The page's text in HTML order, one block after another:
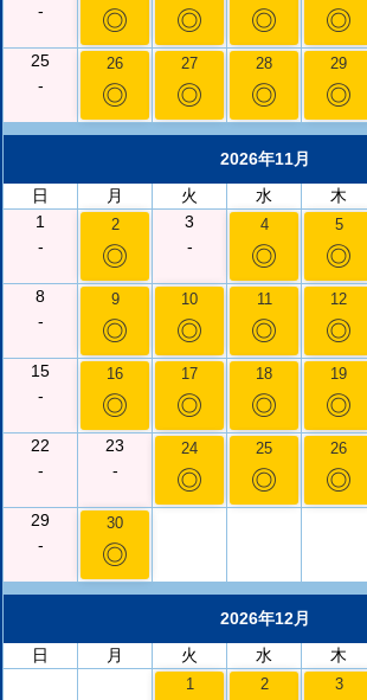
-
◎ ◎ ◎ ◎
25
-
26
◎
27
◎
28
◎
29
◎
2026年11月
日
月 火 水 木
1
-
2
◎
3
-
4
◎
5
◎
8
-
9
◎
10
◎
11
◎
12
◎
15
-
16
◎
17
◎
18
◎
19
◎
22
-
23
-
24
◎
25
◎
26
◎
29
-
30
◎
2026年12月
日
月 火 水 木
1 2 3